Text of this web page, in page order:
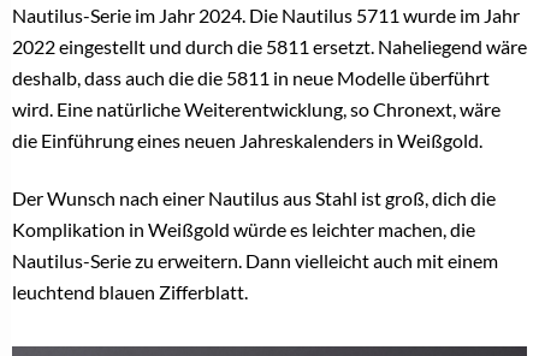
Nautilus-Serie im Jahr 2024. Die Nautilus 5711 wurde im Jahr
2022 eingestellt und durch die 5811 ersetzt. Naheliegend wäre
deshalb, dass auch die die 5811 in neue Modelle überführt
wird. Eine natürliche Weiterentwicklung, so Chronext, wäre
die Einführung eines neuen Jahreskalenders in Weißgold.
Der Wunsch nach einer Nautilus aus Stahl ist groß, dich die
Komplikation in Weißgold würde es leichter machen, die
Nautilus-Serie zu erweitern. Dann vielleicht auch mit einem
leuchtend blauen Zifferblatt.